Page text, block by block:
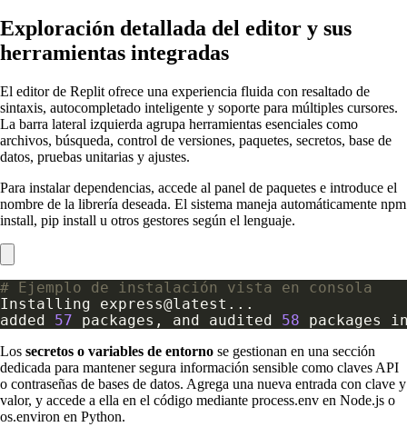
Exploración detallada del editor y sus
herramientas integradas
El editor de Replit ofrece una experiencia fluida con resaltado de
sintaxis, autocompletado inteligente y soporte para múltiples cursores.
La barra lateral izquierda agrupa herramientas esenciales como
archivos, búsqueda, control de versiones, paquetes, secretos, base de
datos, pruebas unitarias y ajustes.
Para instalar dependencias, accede al panel de paquetes e introduce el
nombre de la librería deseada. El sistema maneja automáticamente npm
install, pip install u otros gestores según el lenguaje.
# Ejemplo de instalación vista en consola
added 57 packages, and audited 58
Los secretos o variables de entorno se gestionan en una sección
dedicada para mantener segura información sensible como claves API
o contraseñas de bases de datos. Agrega una nueva entrada con clave y
valor, y accede a ella en el código mediante process.env en Node.js o
os.environ en Python.